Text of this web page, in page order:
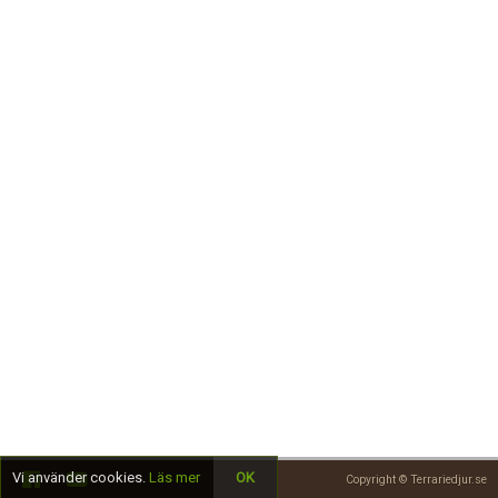
Copyright © Terrariedjur.se
Vi använder cookies. Läs mer OK